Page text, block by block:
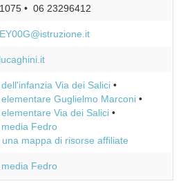
06 23296412
Via dei Salici
elementare Guglielmo Marconi
Via dei Salici
Fedro
mappa di risorse affiliate
Fedro